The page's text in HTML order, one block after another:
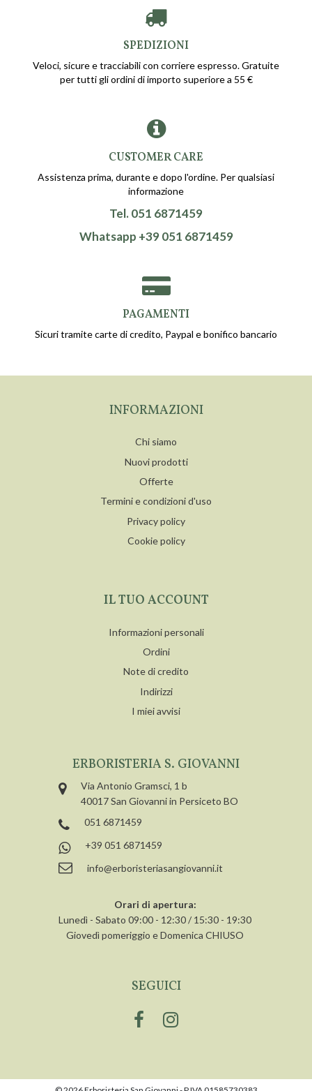
SPEDIZIONI
Veloci, sicure e tracciabili con corriere espresso. Gratuite
per tutti gli ordini di importo superiore a 55 €
CUSTOMER CARE
Assistenza prima, durante e dopo l'ordine. Per qualsiasi
informazione
Tel. 051 6871459
Whatsapp +39 051 6871459
PAGAMENTI
Sicuri tramite carte di credito, Paypal e bonifico bancario
INFORMAZIONI
Chi siamo
Nuovi prodotti
Offerte
Termini e condizioni d'uso
Privacy policy
Cookie policy
IL TUO ACCOUNT
Informazioni personali
Ordini
Note di credito
Indirizzi
I miei avvisi
ERBORISTERIA S. GIOVANNI
Via Antonio Gramsci, 1 b
40017 San Giovanni in Persiceto BO
051 6871459
+39 051 6871459
info@erboristeriasangiovanni.it
Orari di apertura:
Lunedì - Sabato 09:00 - 12:30 / 15:30 - 19:30
Giovedì pomeriggio e Domenica CHIUSO
SEGUICI